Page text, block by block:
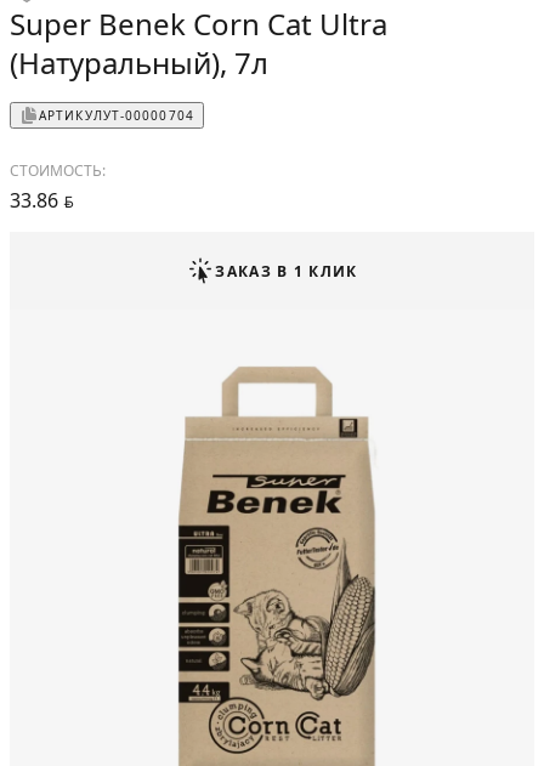
Super Benek Corn Cat Ultra
(Натуральный), 7л
АРТИКУЛУТ-00000704
СТОИМОСТЬ:
33.86 BYN
ЗАКАЗ В 1 КЛИК